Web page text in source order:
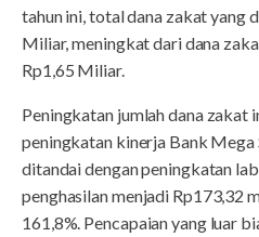
tahun ini, total dana zakat yang
Miliar, meningkat dari dana
Rp1,65 Miliar.
Peningkatan jumlah dana zakat
peningkatan kinerja Bank Mega
ditandai dengan peningkatan
penghasilan menjadi Rp173,32
161,8%. Pencapaian yang luar